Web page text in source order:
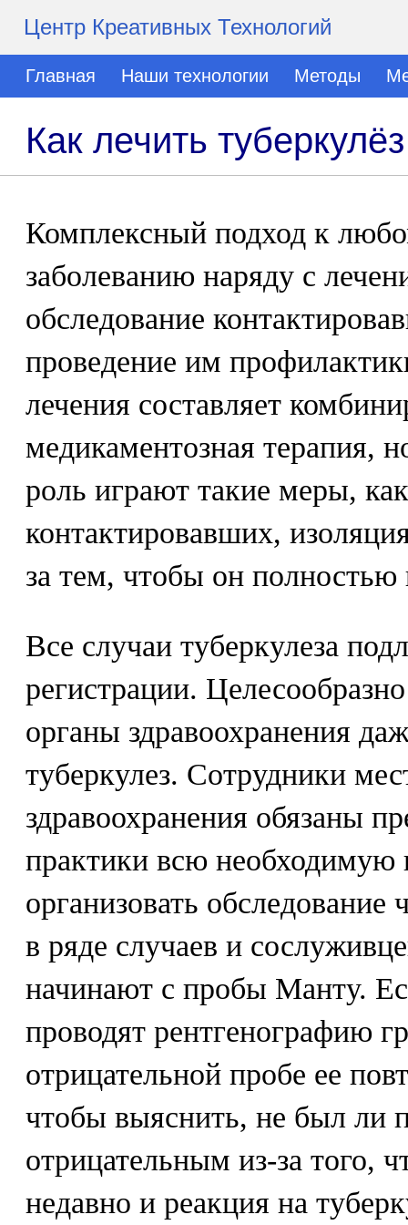
Центр Креативных Технологий
Главная Наши технологии Методы
Как лечить
Комплексный подход к
заболеванию наряду с
обследование
проведение им
лечения составляет
медикаментозная терапия,
роль играют такие меры,
контактировавших,
за тем, чтобы он
Все случаи туберкулеза
регистрации.
органы здравоохранения
туберкулез. Сотрудники
здравоохранения обязаны
практики всю
организовать обследование
в ряде случаев и
начинают с пробы Манту.
проводят рентгенографию
отрицательной пробе ее
чтобы выяснить, не был ли
отрицательным из-за того,
недавно и реакция на